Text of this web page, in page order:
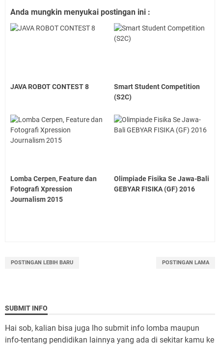
Anda mungkin menyukai postingan ini :
JAVA ROBOT CONTEST 8
Smart Student Competition
(S2C)
Lomba Cerpen, Feature dan
Fotografi Xpression
Journalism 2015
Olimpiade Fisika Se Jawa-Bali
GEBYAR FISIKA (GF) 2016
POSTINGAN LEBIH BARU POSTINGAN LAMA
SUBMIT INFO
Hai sob, kalian bisa juga lho submit info lomba maupun
info-tentang pendidikan lainnya yang ada di sekitar kamu ke